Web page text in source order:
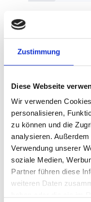
Zustimmung
Diese Webseite
Wir verwenden
personalisieren,
zu können und die
analysieren.
Verwendung unserer
soziale Medien,
Partner führen diese
weiteren Daten
NVidia/
Switch
1U
Produktnummer:
Hersteller-Nr.:
Hersteller: